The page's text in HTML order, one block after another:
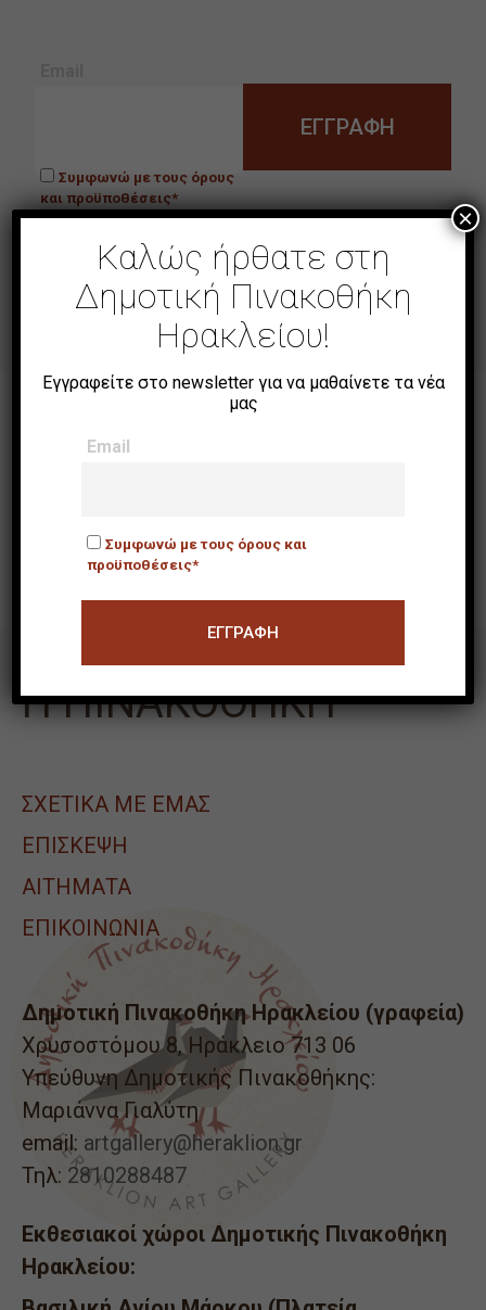
Συμφωνώ με τους όρους
και προϋποθέσεις*
Τα πεδία με * είναι υποχρεωτικά
ΒΡΕΙΤΕ ΜΑΣ
Η ΠΙΝΑΚΟΘΗΚΗ
ΣΧΕΤΙΚΑ ΜΕ ΕΜΑΣ
ΕΠΙΣΚΕΨΗ
ΑΙΤΉΜΑΤΑ
ΕΠΙΚΟΙΝΩΝΙΑ
Δημοτική Πινακοθήκη Ηρακλείου (γραφεία)
Χρυσοστόμου 8, Ηράκλειο 713 06
Υπεύθυνη Δημοτικής Πινακοθήκης:
Μαριάννα Γιαλύτη
email: artgallery@heraklion.gr
Τηλ: 2810288487
Εκθεσιακοί χώροι Δημοτικής Πινακοθήκη
Ηρακλείου:
Καλώς ήρθατε στη
Δημοτική Πινακοθήκη
Ηρακλείου!
Εγγραφείτε στο newsletter για να μαθαίνετε τα νέα
μας
Email
Συμφωνώ με τους όρους και
προϋποθέσεις*
×